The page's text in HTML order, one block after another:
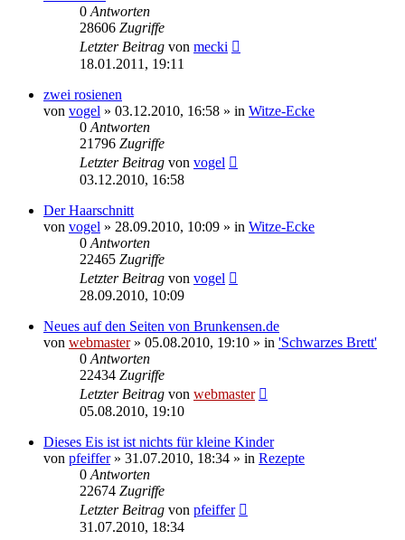
0 Antworten
28606 Zugriffe
Letzter Beitrag von mecki
18.01.2011, 19:11
zwei rosienen
von vogel » 03.12.2010, 16:58 » in Witze-Ecke
0 Antworten
21796 Zugriffe
Letzter Beitrag von vogel
03.12.2010, 16:58
Der Haarschnitt
von vogel » 28.09.2010, 10:09 » in Witze-Ecke
0 Antworten
22465 Zugriffe
Letzter Beitrag von vogel
28.09.2010, 10:09
Neues auf den Seiten von Brunkensen.de
von webmaster» 05.08.2010, 19:10 » in 'Schwarzes Brett'
0 Antworten
22434 Zugriffe
Letzter Beitrag von webmaster
05.08.2010, 19:10
Dieses Eis ist ist nichts für kleine Kinder
von pfeiffer» 31.07.2010, 18:34 » in Rezepte
0 Antworten
22674 Zugriffe
Letzter Beitrag von pfeiffer
31.07.2010, 18:34